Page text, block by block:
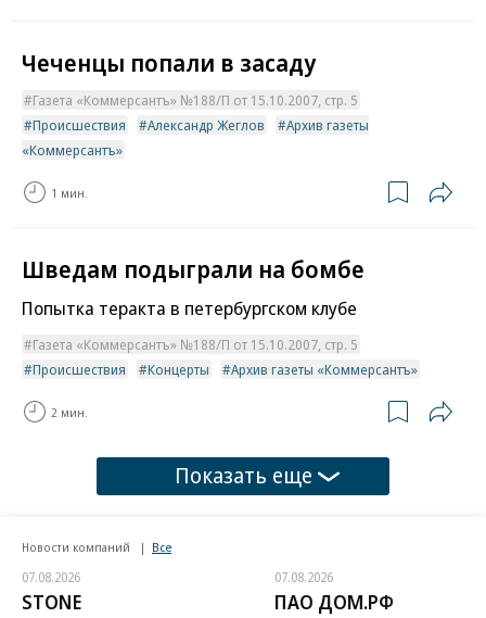
Чеченцы попали в засаду
Газета «Коммерсантъ» №188/П от 15.10.2007, стр. 5
Происшествия
Александр Жеглов
Архив газеты
«Коммерсантъ»
1 мин.
Шведам подыграли на бомбе
Попытка теракта в петербургском клубе
Газета «Коммерсантъ» №188/П от 15.10.2007, стр. 5
Происшествия
Концерты Архив газеты «Коммерсантъ»
2 мин.
Показать еще
Новости компаний Все
07.08.2026
STONE
07.08.2026
ПАО ДОМ.РФ